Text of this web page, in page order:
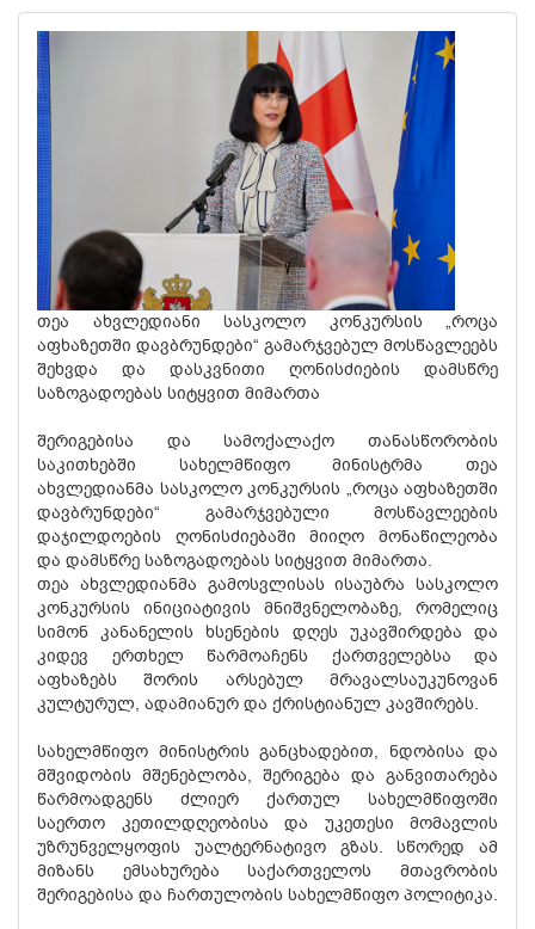
თეა ახვლედიანი სასკოლო კონკურსის „როცა
აფხაზეთში დავბრუნდები“ გამარჯვებულ მოსწავლეებს
შეხვდა და დასკვნითი ღონისძიების დამსწრე
საზოგადოებას სიტყვით მიმართა
შერიგებისა და სამოქალაქო თანასწორობის
საკითხებში სახელმწიფო მინისტრმა თეა
ახვლედიანმა სასკოლო კონკურსის „როცა აფხაზეთში
დავბრუნდები“ გამარჯვებული მოსწავლეების
დაჯილდოების ღონისძიებაში მიიღო მონაწილეობა
და დამსწრე საზოგადოებას სიტყვით მიმართა.
თეა ახვლედიანმა გამოსვლისას ისაუბრა სასკოლო
კონკურსის ინიციატივის მნიშვნელობაზე, რომელიც
სიმონ კანანელის ხსენების დღეს უკავშირდება და
კიდევ ერთხელ წარმოაჩენს ქართველებსა და
აფხაზებს შორის არსებულ მრავალსაუკუნოვან
კულტურულ, ადამიანურ და ქრისტიანულ კავშირებს.
სახელმწიფო მინისტრის განცხადებით, ნდობისა და
მშვიდობის მშენებლობა, შერიგება და განვითარება
წარმოადგენს ძლიერ ქართულ სახელმწიფოში
საერთო კეთილდღეობისა და უკეთესი მომავლის
უზრუნველყოფის უალტერნატივო გზას. სწორედ ამ
მიზანს ემსახურება საქართველოს მთავრობის
შერიგებისა და ჩართულობის სახელმწიფო პოლიტიკა.